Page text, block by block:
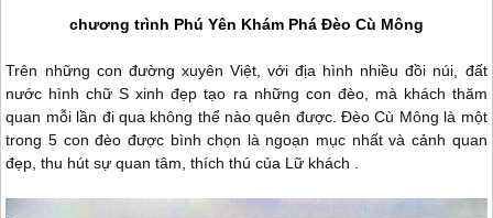
chương trình Phú Yên Khám Phá Đèo Cù Mông
Trên những con đường xuyên Việt, với địa hình nhiều đồi núi, đất
nước hình chữ S xinh đẹp tạo ra những con đèo, mà khách thăm
quan mỗi lần đi qua không thể nào quên được. Đèo Cù Mông là một
trong 5 con đèo được bình chọn là ngoạn mục nhất và cảnh quan
đẹp, thu hút sự quan tâm, thích thú của Lữ khách .